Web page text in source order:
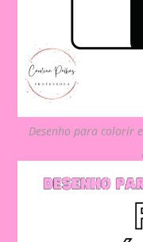
Desenho para colorir